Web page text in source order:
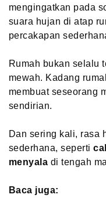
mengingatkan pada
suara hujan di atap
percakapan
Rumah bukan selalu
mewah. Kadang
membuat seseorang
sendirian.
Dan sering kali, rasa
sederhana, seperti
menyala di tengah
Baca juga: